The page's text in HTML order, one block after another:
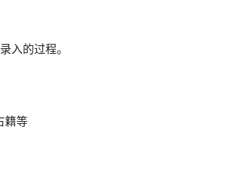
入的过程。
籍等